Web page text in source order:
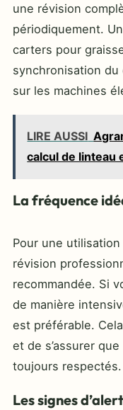
une révision
périodiquement.
carters pour
synchronisation
sur les machines
LIRE AUSSI
calcul de linteau
La fréquence
Pour une
révision
recommandée. Si
de manière
est préférable.
et de s’assurer
toujours respectés.
Les signes